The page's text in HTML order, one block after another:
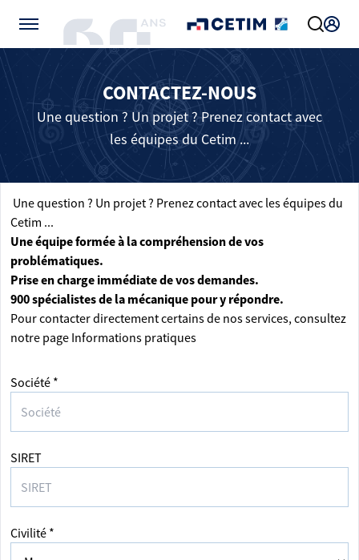
CONTACTEZ-NOUS
Une question ? Un projet ? Prenez contact avec
les équipes du Cetim ...
Une question ? Un projet ? Prenez contact avec les équipes du
Cetim ...
Une équipe formée à la compréhension de vos
problématiques.
Prise en charge immédiate de vos demandes.
900 spécialistes de la mécanique pour y répondre.
Pour contacter directement certains de nos services, consultez
notre page Informations pratiques
Société *
SIRET
Civilité *